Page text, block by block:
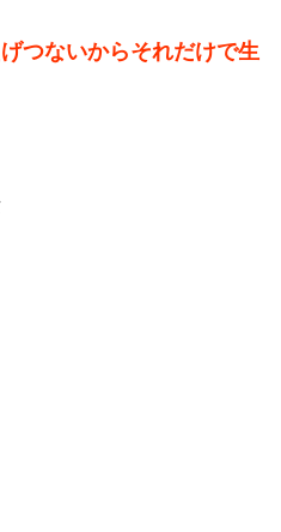
つないからそれだけで生